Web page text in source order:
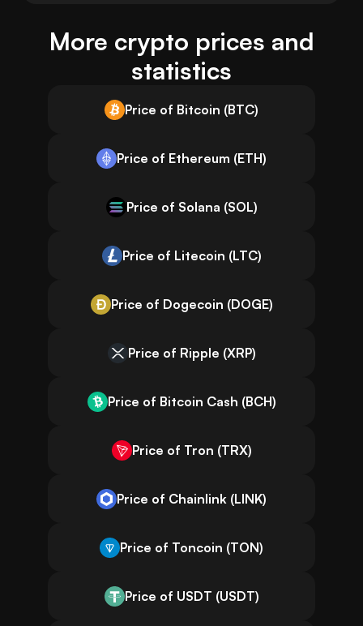
More crypto prices and
statistics
Price of Bitcoin (BTC)
Price of Ethereum (ETH)
Price of Solana (SOL)
Price of Litecoin (LTC)
Price of Dogecoin (DOGE)
Price of Ripple (XRP)
Price of Bitcoin Cash (BCH)
Price of Tron (TRX)
Price of Chainlink (LINK)
Price of Toncoin (TON)
Price of USDT (USDT)